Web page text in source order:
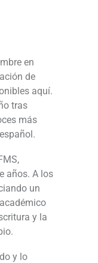
en
de
aquí.
tras
más
,
años. A los
un
y la
y lo